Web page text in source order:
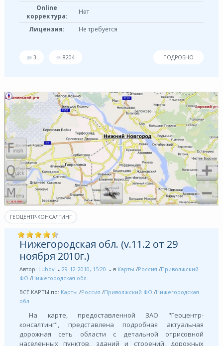
Online
корректура:
Нет
Лицензия: Не требуется
3 8204 ПОДРОБНО
ГЕОЦЕНТР-КОНСАЛТИНГ
Нижегородская обл. (v.11.2 от 29
ноября 2010г.)
Автор: Lubov 29-12-2010, 15:20 в Карты /Россия /Приволжский
ФО /Нижегородская обл.
ВСЕ КАРТЫ по: Карты /Россия /Приволжский ФО /Нижегородская
обл.
На карте, предоставленной ЗАО "Геоцентр-
консалтинг", представлена подробная актуальная
дорожная сеть области с детальной отрисовной
населенных пунктов, зданий и строений, дорожных